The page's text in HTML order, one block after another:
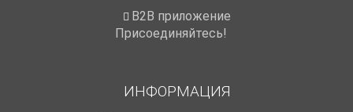
B2B приложение
Присоединяйтесь!
ИНФОРМАЦИЯ